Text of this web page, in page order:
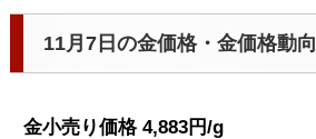
11月7日の金価格・金価格動向
金小売り価格 4,883円/g